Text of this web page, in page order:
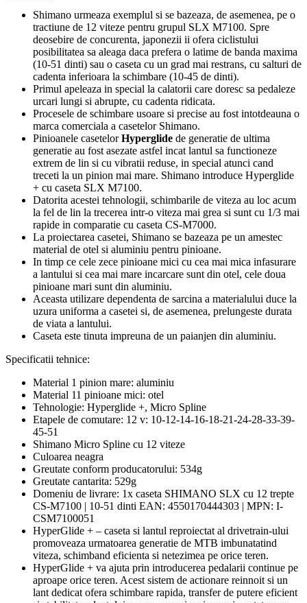
Shimano urmeaza exemplul si se bazeaza, de asemenea, pe o
tractiune de 12 viteze pentru grupul SLX M7100. Spre
deosebire de concurenta, japonezii ii ofera ciclistului
posibilitatea sa aleaga daca prefera o latime de banda maxima
(10-51 dinti) sau o caseta cu un grad mai restrans, cu salturi de
cadenta inferioara la schimbare (10-45 de dinti).
Primul apeleaza in special la calatorii care doresc sa pedaleze
urcari lungi si abrupte, cu cadenta ridicata.
Procesele de schimbare usoare si precise au fost intotdeauna o
marca comerciala a casetelor Shimano.
Pinioanele casetelorHyperglide de generatie de ultima
generatie au fost asezate astfel incat lantul sa functioneze
extrem de lin si cu vibratii reduse, in special atunci cand
treceti la un pinion mai mare. Shimano introduce Hyperglide
+ cu caseta SLX M7100.
Datorita acestei tehnologii, schimbarile de viteza au loc acum
la fel de lin la trecerea intr-o viteza mai grea si sunt cu 1/3 mai
rapide in comparatie cu caseta CS-M7000.
La proiectarea casetei, Shimano se bazeaza pe un amestec
material de otel si aluminiu pentru pinioane.
In timp ce cele zece pinioane mici cu cea mai mica infasurare
a lantului si cea mai mare incarcare sunt din otel, cele doua
pinioane mari sunt din aluminiu.
Aceasta utilizare dependenta de sarcina a materialului duce la
uzura uniforma a casetei si, de asemenea, prelungeste durata
de viata a lantului.
Caseta este tinuta impreuna de un paianjen din aluminiu.
Specificatii tehnice:
Material 1 pinion mare: aluminiu
Material 11 pinioane mici: otel
Tehnologie: Hyperglide +, Micro Spline
Etapele de comutare: 12 v: 10-12-14-16-18-21-24-28-33-39-
45-51
Shimano Micro Spline cu 12 viteze
Culoarea neagra
Greutate conform producatorului: 534g
Greutate cantarita: 529g
Domeniu de livrare: 1x caseta SHIMANO SLX cu 12 trepte
CS-M7100 | 10-51 dinti EAN: 4550170444303 | MPN: I-
CSM7100051
HyperGlide + – caseta si lantul reproiectat al drivetrain-ului
promoveaza urmatoarea generatie de MTB imbunatatind
viteza, schimband eficienta si netezimea pe orice teren.
HyperGlide + va ajuta prin introducerea pedalarii continue pe
aproape orice teren. Acest sistem de actionare reinnoit si un
lant dedicat ofera schimbare rapida, transfer de putere eficient